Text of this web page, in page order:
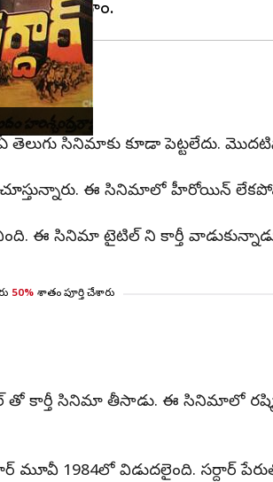
తెలుగు సినిమాకు కూడా పెట్టలేదు.
ఈ సినిమాలో హీరోయిన్
ఈ సినిమా టైటిల్ ని కార్తీ
50% శాతం పూర్తి చేశారు
తో కార్తీ సినిమా తీసాడు. ఈ సినిమాలో
మూవీ 1984లో విడుదలైంది. సర్దార్